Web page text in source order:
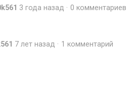
3 года назад 0 комментариев
7 лет назад 1 комментарий